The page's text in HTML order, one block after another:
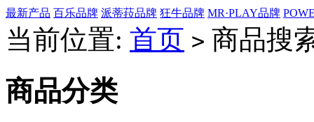
最新产品 百乐品牌 派蒂菈品牌 狂牛品牌 MR·PLAY品牌
当前位置: 首页 > 商品搜
商品分类